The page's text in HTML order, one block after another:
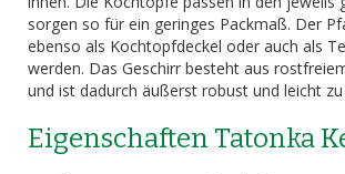
sorgen so für ein geringes Packmaß. Der
ebenso als Kochtopfdeckel oder auch als
werden. Das Geschirr besteht aus
und ist dadurch äußerst robust und leicht
Eigenschaften Tatonka